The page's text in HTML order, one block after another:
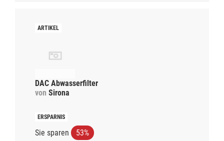
DAC Abwasserfilter
von Sirona
Sie sparen 53%